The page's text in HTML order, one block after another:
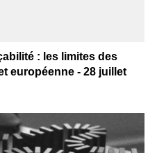
: les limites des
européenne - 28 juillet